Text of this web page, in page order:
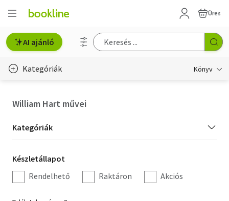
Üres
AI ajánló
Kategóriák Könyv
Hobbi, szabadidő
Irodalom
William Hart művei
Kategória
szűrés
Kategóriák
Készletállapot
szűrés
Készletállapot
Rendelhető
Raktáron Akciós